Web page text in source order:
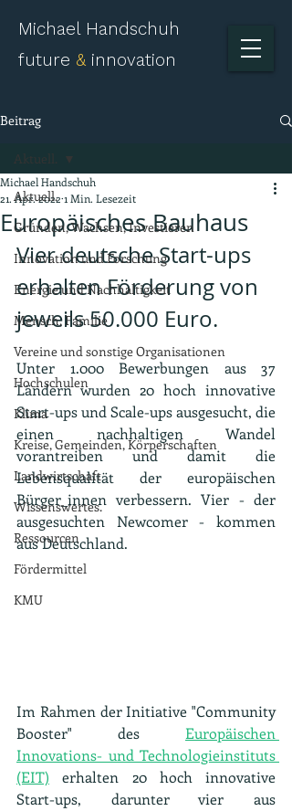
Michael Handschuh
future & innovation
Beitrag
Aktuell.
Gründen, Wachsen, Investieren
Innovation und Forschung
Energie und Nachhaltigkeit
Mensch, Familie
Vereine und sonstige Organisationen
Hochschulen
Klima
Kreise, Gemeinden, Körperschaften
Landwirtschaft
Wissenswertes.
Ressourcen
Fördermittel
KMU
Aktuell.
Europäisches Bauhaus
Michael Handschuh
21. Apr. 2022 1 Min. Lesezeit
Vier deutsche Start-ups
erhalten Förderung von
jeweils 50.000 Euro.
Unter 1.000 Bewerbungen aus 37
Ländern wurden 20 hoch innovative
Start-ups und Scale-ups ausgesucht, die
einen nachhaltigen Wandel
vorantreiben und damit die
Lebensqualität der europäischen
Bürger_innen verbessern. Vier - der
ausgesuchten Newcomer - kommen
aus Deutschland.
Im Rahmen der Initiative "Community
Booster" des Europäischen
Innovations- und Technologieinstituts
(EIT) erhalten 20 hoch innovative
Start-ups, darunter vier aus